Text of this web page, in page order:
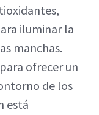
iluminar la
manchas.
ofrecer un
de los
está